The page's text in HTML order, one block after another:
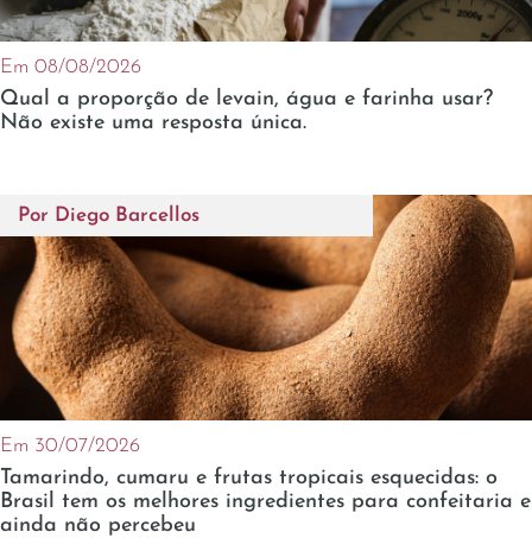
Em 08/08/2026
Qual a proporção de levain, água e farinha usar?
Não existe uma resposta única.
Por Diego Barcellos
Em 30/07/2026
Tamarindo, cumaru e frutas tropicais esquecidas: o
Brasil tem os melhores ingredientes para confeitaria e
ainda não percebeu